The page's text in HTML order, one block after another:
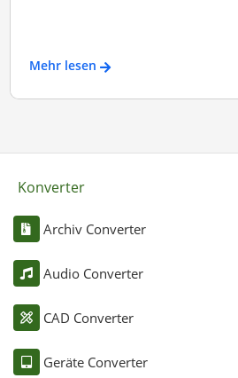
Mehr lesen
Konverter
Archiv Converter
Audio Converter
CAD Converter
Geräte Converter